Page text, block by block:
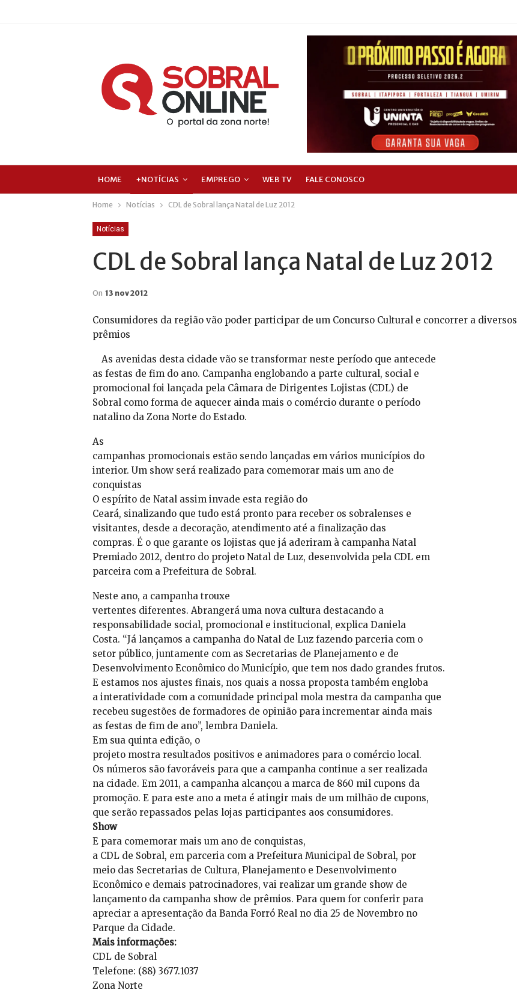
HOME +NOTÍCIAS EMPREGO WEB TV FALE CONOSCO
Home Notícias CDL de Sobral lança Natal de Luz 2012
Notícias
CDL de Sobral lança Natal de Luz 2012
On 13 nov 2012
Consumidores da região vão poder participar de um Concurso Cultural e concorrer a diversos
prêmios
As avenidas desta cidade vão se transformar neste período que antecede
as festas de fim do ano. Campanha englobando a parte cultural, social e
promocional foi lançada pela Câmara de Dirigentes Lojistas (CDL) de
Sobral como forma de aquecer ainda mais o comércio durante o período
natalino da Zona Norte do Estado.
As
campanhas promocionais estão sendo lançadas em vários municípios do
interior. Um show será realizado para comemorar mais um ano de
conquistas
O espírito de Natal assim invade esta região do
Ceará, sinalizando que tudo está pronto para receber os sobralenses e
visitantes, desde a decoração, atendimento até a finalização das
compras. É o que garante os lojistas que já aderiram à campanha Natal
Premiado 2012, dentro do projeto Natal de Luz, desenvolvida pela CDL em
parceira com a Prefeitura de Sobral.
Neste ano, a campanha trouxe
vertentes diferentes. Abrangerá uma nova cultura destacando a
responsabilidade social, promocional e institucional, explica Daniela
Costa. “Já lançamos a campanha do Natal de Luz fazendo parceria com o
setor público, juntamente com as Secretarias de Planejamento e de
Desenvolvimento Econômico do Município, que tem nos dado grandes frutos.
E estamos nos ajustes finais, nos quais a nossa proposta também engloba
a interatividade com a comunidade principal mola mestra da campanha que
recebeu sugestões de formadores de opinião para incrementar ainda mais
as festas de fim de ano”, lembra Daniela.
Em sua quinta edição, o
projeto mostra resultados positivos e animadores para o comércio local.
Os números são favoráveis para que a campanha continue a ser realizada
na cidade. Em 2011, a campanha alcançou a marca de 860 mil cupons da
promoção. E para este ano a meta é atingir mais de um milhão de cupons,
que serão repassados pelas lojas participantes aos consumidores.
Show
E para comemorar mais um ano de conquistas,
a CDL de Sobral, em parceria com a Prefeitura Municipal de Sobral, por
meio das Secretarias de Cultura, Planejamento e Desenvolvimento
Econômico e demais patrocinadores, vai realizar um grande show de
lançamento da campanha show de prêmios. Para quem for conferir para
apreciar a apresentação da Banda Forró Real no dia 25 de Novembro no
Parque da Cidade.
Mais informações:
CDL de Sobral
Telefone: (88) 3677.1037
Zona Norte